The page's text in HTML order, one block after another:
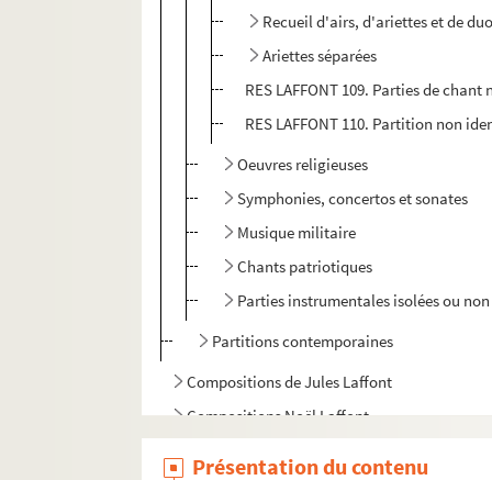
Recueil d'airs, d'ariettes et de
Ariettes séparées
RES LAFFONT 109. Parties de
RES LAFFONT 110. Partition non
Oeuvres religieuses
Symphonies, concertos et sonates
Musique militaire
Chants patriotiques
Parties instrumentales isolées ou
Partitions contemporaines
Compositions de Jules Laffont
Compositions Noël Laffont
Présentation du contenu